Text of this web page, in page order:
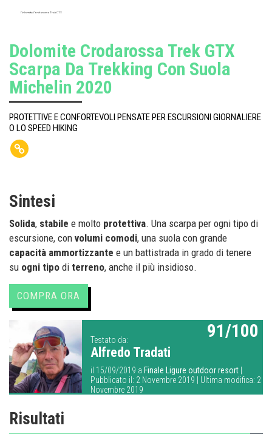
Dolomite Crodarossa Trek GTX
Dolomite Crodarossa Trek GTX
Scarpa Da Trekking Con Suola
Michelin 2020
PROTETTIVE E CONFORTEVOLI PENSATE PER ESCURSIONI GIORNALIERE
O LO SPEED HIKING
Sintesi
Solida, stabile e molto protettiva. Una scarpa per ogni tipo di
escursione, con volumi comodi, una suola con grande
capacità ammortizzante e un battistrada in grado di tenere
su ogni tipo di terreno, anche il più insidioso.
COMPRA ORA
Testato da:
Alfredo Tradati
il 15/09/2019 a Finale Ligure outdoor resort
Pubblicato il: 2 Novembre 2019 | Ultima modifica: 2
Novembre 2019
91/100
Risultati